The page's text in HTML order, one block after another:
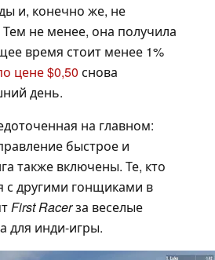
и, конечно же, не
не менее, она получила
время стоит менее 1%
цене $0,50 снова
день.
на главном:
быстрое и
также включены. Те, кто
с другими гонщиками в
First Racerза веселые
для инди-игры.